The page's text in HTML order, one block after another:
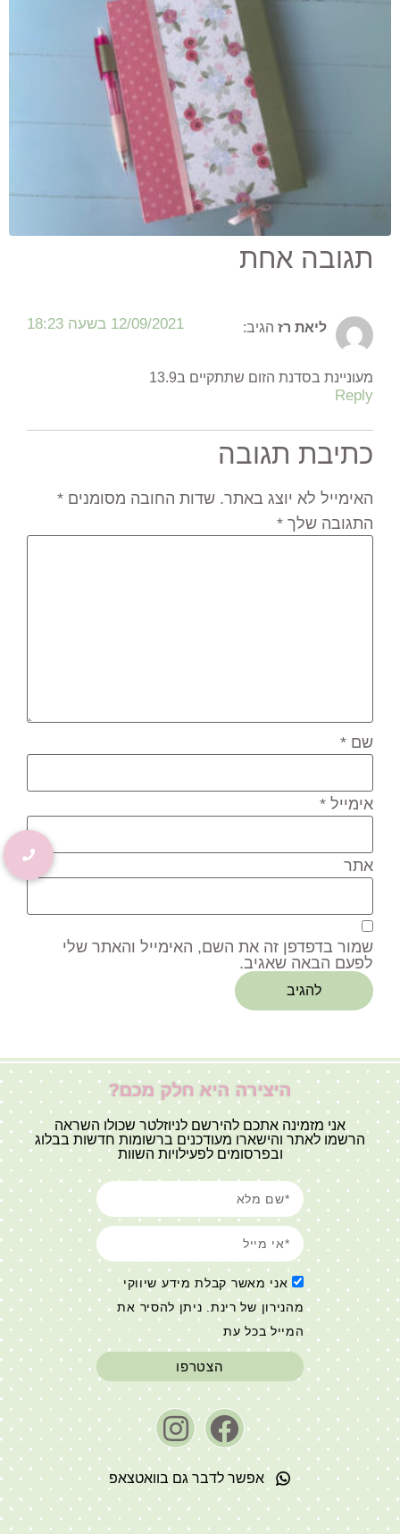
תגובה אחת
ליאת רז הגיב: 12/09/2021 בשעה 18:23
מעוניינת בסדנת הזום שתתקיים ב13.9
Reply
כתיבת תגובה
האימייל לא יוצג באתר. שדות החובה מסומנים *
התגובה שלך *
שם *
אימייל *
אתר
שמור בדפדפן זה את השם, האימייל והאתר שלי
לפעם הבאה שאגיב.
היצירה היא חלק מכם?
אני מזמינה אתכם להירשם לניוזלטר שכולו השראה
הרשמו לאתר והישארו מעודכנים ברשומות חדשות בבלוג
ובפרסומים לפעילויות השוות
אני מאשר קבלת מידע שיווקי
מהנירון של רינת. ניתן להסיר את
המייל בכל עת
הצטרפו
אפשר לדבר גם בוואטצאפ